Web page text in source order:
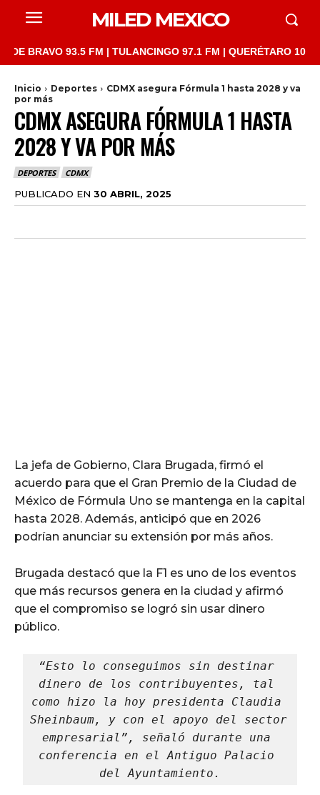
MILED MEXICO
93.5 FM | TULANCINGO 97.1 FM | QUERÉTARO 103.1
Inicio Deportes
CDMX asegura Fórmula 1 hasta 2028 y va
por más
CDMX ASEGURA FÓRMULA 1 HASTA
2028 Y VA POR MÁS
DEPORTES CDMX
PUBLICADO EN 30 ABRIL, 2025
La jefa de Gobierno, Clara Brugada, firmó el
acuerdo para que el Gran Premio de la Ciudad de
México de Fórmula Uno se mantenga en la capital
hasta 2028. Además, anticipó que en 2026
podrían anunciar su extensión por más años.
Brugada destacó que la F1 es uno de los eventos
que más recursos genera en la ciudad y afirmó
que el compromiso se logró sin usar dinero
público.
“Esto lo conseguimos sin destinar
dinero de los contribuyentes, tal
como hizo la hoy presidenta Claudia
Sheinbaum, y con el apoyo del sector
empresarial”, señaló durante una
conferencia en el Antiguo Palacio
del Ayuntamiento.